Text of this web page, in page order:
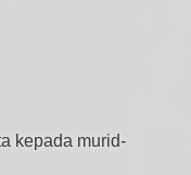
kepada murid-